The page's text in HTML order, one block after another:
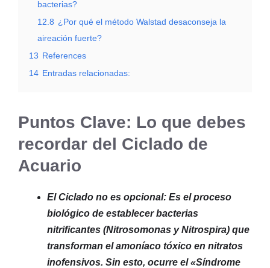
bacterias?
12.8 ¿Por qué el método Walstad desaconseja la
aireación fuerte?
13 References
14 Entradas relacionadas:
Puntos Clave: Lo que debes
recordar del Ciclado de
Acuario
El Ciclado no es opcional: Es el proceso
biológico de establecer bacterias
nitrificantes (Nitrosomonas y Nitrospira) que
transforman el amoníaco tóxico en nitratos
inofensivos. Sin esto, ocurre el «Síndrome